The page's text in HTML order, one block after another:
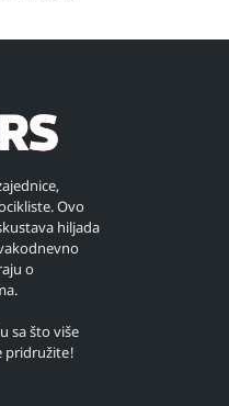
Ovo
hiljada
o
sa što više
pridružite!